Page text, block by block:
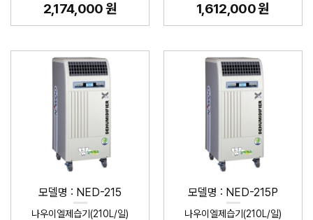
2,174,000 원 1,612,000 원
모델명 : NED-215
나우이엘제습기(210L/일)
모델명 : NED-215P
나우이엘제습기(210L/일)